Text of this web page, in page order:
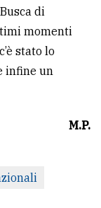
di
momenti
stato lo
infine un
M.P.